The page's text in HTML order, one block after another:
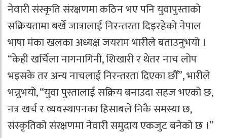
नेवारी संस्कृति संरक्षणमा कठिन भए पनि युवापुस्ताको
सक्रियतामा बर्खे जात्रालाई निरन्तरता दिइरहेको नेपाल
भाषा मंका खलका अध्यक्ष जयराम भारीले बताउनुभयो ।
“केही खर्चिला नागनागिनी, शिखारी र थेतर नाच लोप
भइसके तर अन्य नाचलाई निरन्तरता दिएका छौँ”, भारीले
भन्नुभयो, “युवा पुस्तालाई सक्रिय बनाउदा सहज भएको छ,
नत्र खर्च र व्यवस्थापनका हिसाबले निकै समस्या छ,
संस्कृतिको संरक्षणमा नेवारी समुदाय एकजुट बनेको छ ।”